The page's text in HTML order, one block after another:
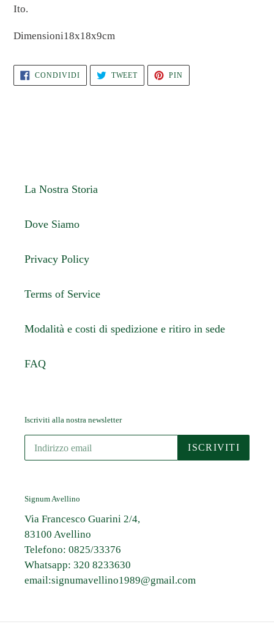
Ito.
Dimensioni18x18x9cm
CONDIVIDICONDIVIDI
FACEBOOK
TWEETTWITTA
TWITTER
PIN
PINTEREST
La Nostra Storia
Dove Siamo
Privacy Policy
Terms of Service
Modalità e costi di spedizione e ritiro in sede
FAQ
Iscriviti alla nostra newsletter
ISCRIVITI
Signum Avellino
Via Francesco Guarini 2/4,
83100 Avellino
Telefono: 0825/33376
Whatsapp: 320 8233630
email:signumavellino1989@gmail.com